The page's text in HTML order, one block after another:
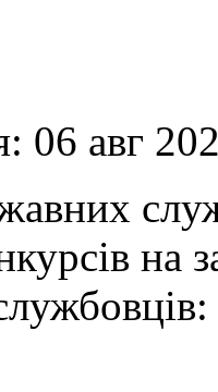
06 авг
на